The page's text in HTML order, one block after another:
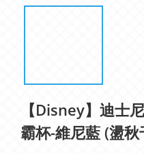
【Disney】迪士
霸杯-維尼藍 (盪